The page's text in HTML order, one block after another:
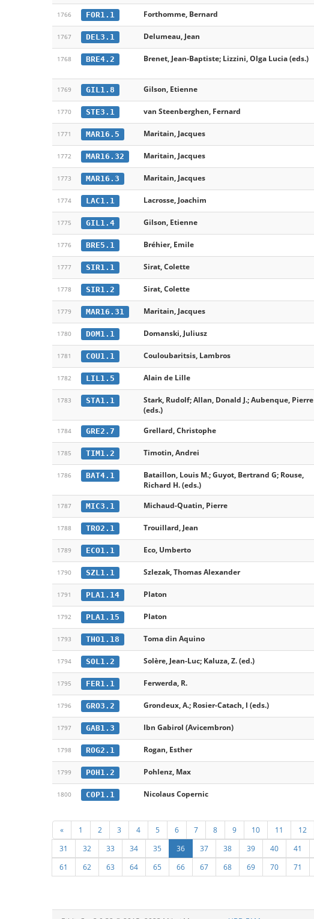
1766 FOR1.1 Forthomme, Bernard
1767 DEL3.1 Delumeau, Jean
1768 BRE4.2 Brenet, Jean-Baptiste; Lizzini, Olga Lucia (eds.)
1769 GIL1.8 Gilson, Etienne
1770 STE3.1 van Steenberghen, Fernard
1771 MAR16.5 Maritain, Jacques
1772 MAR16.32 Maritain, Jacques
1773 MAR16.3 Maritain, Jacques
1774 LAC1.1 Lacrosse, Joachim
1775 GIL1.4 Gilson, Etienne
1776 BRE5.1 Bréhier, Emile
1777 SIR1.1 Sirat, Colette
1778 SIR1.2 Sirat, Colette
1779 MAR16.31 Maritain, Jacques
1780 DOM1.1 Domanski, Juliusz
1781 COU1.1 Couloubaritsis, Lambros
1782 LIL1.5 Alain de Lille
1783 STA1.1
Stark, Rudolf; Allan, Donald J.; Aubenque, Pierre
(eds.)
1784 GRE2.7 Grellard, Christophe
1785 TIM1.2 Timotin, Andrei
1786 BAT4.1
Bataillon, Louis M.; Guyot, Bertrand G; Rouse,
Richard H. (eds.)
1787 MIC3.1 Michaud-Quatin, Pierre
1788 TRO2.1 Trouillard, Jean
1789 ECO1.1 Eco, Umberto
1790 SZL1.1 Szlezak, Thomas Alexander
1791 PLA1.14 Platon
1792 PLA1.15 Platon
1793 THO1.18 Toma din Aquino
1794 SOL1.2 Solère, Jean-Luc; Kaluza, Z. (ed.)
1795 FER1.1 Ferwerda, R.
1796 GRO3.2 Grondeux, A.; Rosier-Catach, I (eds.)
1797 GAB1.3 Ibn Gabirol (Avicembron)
1798 ROG2.1 Rogan, Esther
1799 POH1.2 Pohlenz, Max
1800 COP1.1 Nicolaus Copernic
« 1 2 3 4 5 6 7 8 9 10 11 12
31
32 33 34 35 36 37 38 39 40 41
61
62 63 64 65 66 67 68 69 70 71